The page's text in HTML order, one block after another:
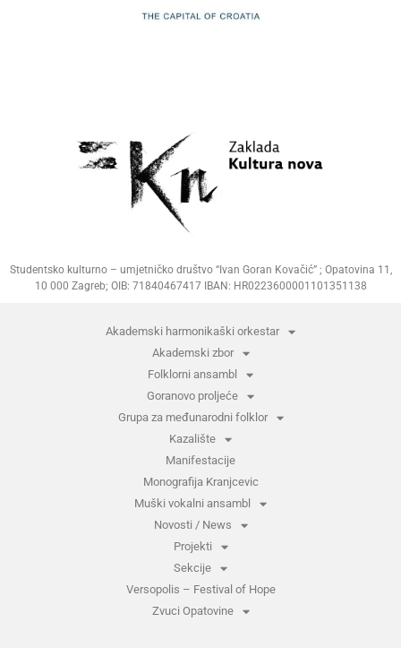
Studentsko kulturno – umjetničko društvo “Ivan Goran Kovačić” ; Opatovina 11,
10 000 Zagreb; OIB: 71840467417 IBAN: HR0223600001101351138
Akademski harmonikaški orkestar
Akademski zbor
Folklorni ansambl
Goranovo proljeće
Grupa za međunarodni folklor
Kazalište
Manifestacije
Monografija Kranjcevic
Muški vokalni ansambl
Novosti / News
Projekti
Sekcije
Versopolis – Festival of Hope
Zvuci Opatovine